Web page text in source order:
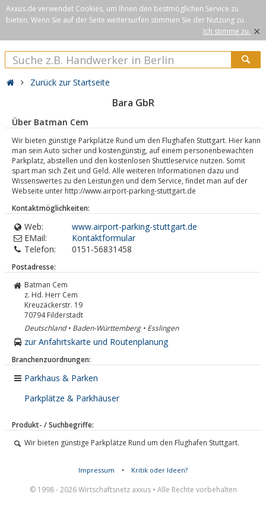
Axxus.de verwendet Cookies, um Ihnen den bestmöglichen Service zu
bieten. Wenn Sie auf der Seite weitersurfen stimmen Sie der Nutzung zu.
Ich stimme zu. ×
Zurück zur Startseite
Bara GbR
Über Batman Cem
Wir bieten günstige Parkplätze Rund um den Flughafen Stuttgart. Hier kann
man sein Auto sicher und kostengünstig, auf einem personenbewachten
Parkplatz, abstellen und den kostenlosen Shuttleservice nutzen. Somit
spart man sich Zeit und Geld. Alle weiteren Informationen dazu und
Wissenswertes zu den Leistungen und dem Service, findet man auf der
Webseite unter http://www.airport-parking-stuttgart.de
Kontaktmöglichkeiten:
Web:
www.airport-parking-stuttgart.de
EMail:
Kontaktformular
Telefon:
0151-56831458
Postadresse:
Batman Cem
z. Hd. Herr Cem
Kreuzäckerstr. 19
70794 Filderstadt
Deutschland • Baden-Württemberg • Esslingen
zur Anfahrtskarte und Routenplanung
Branchenzuordnungen:
Parkhaus & Parken
Parkplätze & Parkhäuser
Produkt- / Suchbegriffe:
Wir bieten günstige Parkplätze Rund um den Flughafen Stuttgart.
Impressum • Kritik oder Ideen?
© 1998 - 2026 Wirtschaftsnetz axxus • Alle Rechte vorbehalten